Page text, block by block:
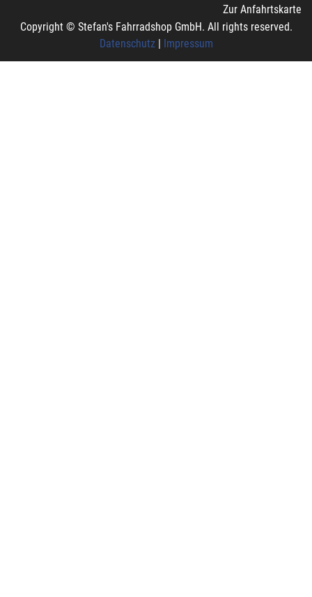
Zur Anfahrtskarte
Copyright © Stefan's Fahrradshop GmbH. All rights reserved.
Datenschutz| Impressum